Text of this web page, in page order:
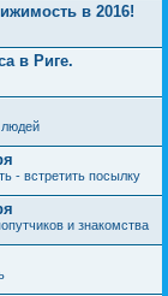
в 2016!
в Риге.
- встретить посылку
и знакомства